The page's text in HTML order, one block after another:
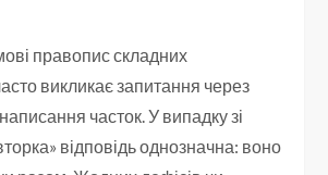
правопис складних
викликає запитання через
часток. У випадку зі
відповідь однозначна: воно